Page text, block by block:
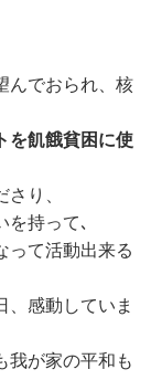
んでおられ、核
を飢餓貧困に使
り、
を持って､
って活動出来る
、感動していま
我が家の平和も